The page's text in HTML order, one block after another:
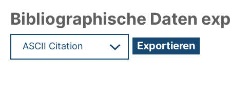
Bibliographische Daten